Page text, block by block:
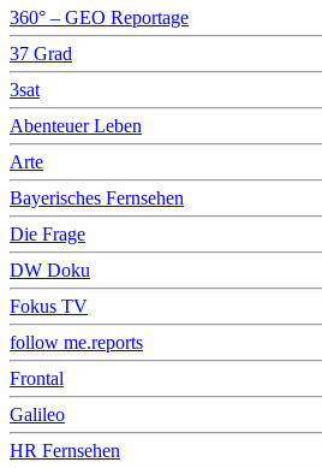
360° – GEO Reportage
37 Grad
3sat
Abenteuer Leben
Arte
Bayerisches Fernsehen
Die Frage
DW Doku
Fokus TV
follow me.reports
Frontal
Galileo
HR Fernsehen